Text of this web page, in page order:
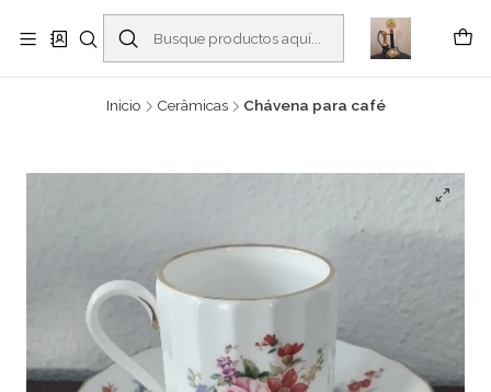
Buscantiguidades - Leilões. Colecionismo e antiguidades em Viana do
Castelo -
Leer más
Inicio Cerâmicas Chávena para café